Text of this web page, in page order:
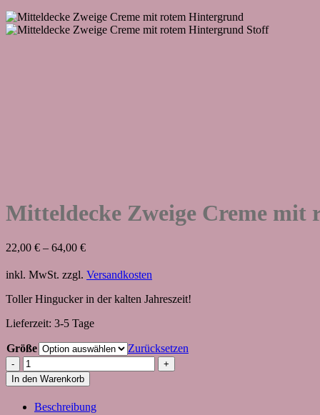
Mitteldecke Zweige Creme
22,00 € – 64,00 €
inkl. MwSt. zzgl. Versandkosten
Toller Hingucker in der kalten Jahreszeit!
Lieferzeit: 3-5 Tage
Größe
Zurücksetzen
Mitteldecke
Zweige
Creme
mit
In den Warenkorb
Beschreibung